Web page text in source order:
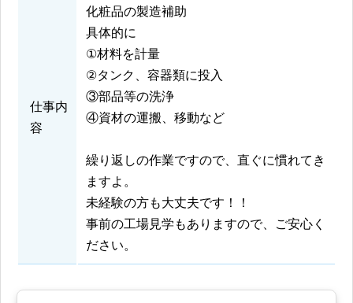
仕事内
容
化粧品の製造補助
具体的に
①材料を計量
②タンク、容器類に投入
③部品等の洗浄
④資材の運搬、移動など
繰り返しの作業ですので、直ぐに慣れてき
ますよ。
未経験の方も大丈夫です！！
事前の工場見学もありますので、ご安心く
ださい。